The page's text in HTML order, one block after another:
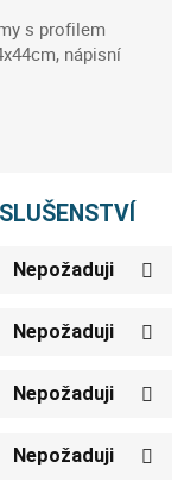
s profilem
nápisní
Nepožaduji
Nepožaduji
Nepožaduji
Nepožaduji